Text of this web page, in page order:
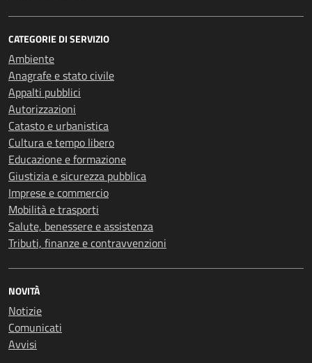
CATEGORIE DI SERVIZIO
Ambiente
Anagrafe e stato civile
Appalti pubblici
Autorizzazioni
Catasto e urbanistica
Cultura e tempo libero
Educazione e formazione
Giustizia e sicurezza pubblica
Imprese e commercio
Mobilità e trasporti
Salute, benessere e assistenza
Tributi, finanze e contravvenzioni
NOVITÀ
Notizie
Comunicati
Avvisi